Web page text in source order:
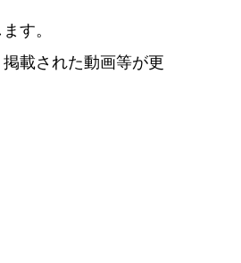
す。
載された動画等が更